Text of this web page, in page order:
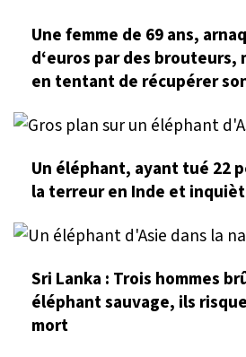
Une femme de 69 ans,
d‘euros par des brouteurs,
en tentant de récupérer
Un éléphant, ayant tué 22
la terreur en Inde et
Sri Lanka : Trois hommes
éléphant sauvage, ils
mort